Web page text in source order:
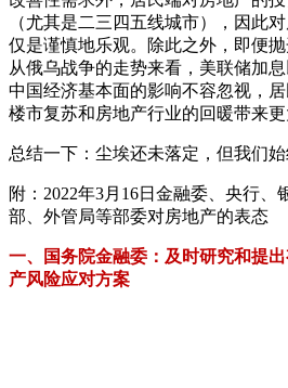
（尤其是二三四五线城市），因此
仅是谨慎地乐观。除此之外，即便
从俄乌战争的走势来看，美联储加
中国经济基本面的影响不容忽视，
楼市复苏和房地产行业的回暖带来更
总结一下：尘埃还未落定，但我们始
附：2022年3月16日金融委、央行、
部、外管局等部委对房地产的表态
一、国务院金融委：及时研究和提
产风险应对方案